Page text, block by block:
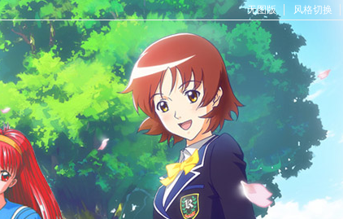
无图版 风格切换